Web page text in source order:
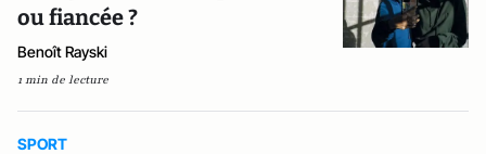
ou fiancée ?
Benoît Rayski
1 min de lecture
SPORT